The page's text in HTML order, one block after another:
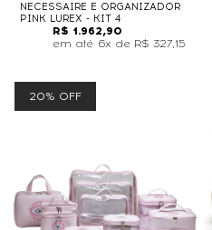
NECESSAIRE E ORGANIZADOR
PINK LUREX - KIT 4
R$ 1.962,90
6x de R$ 327,15
20% OFF